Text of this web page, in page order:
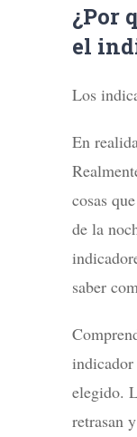
¿Por
el
Los
En
cosas
de la
saber
elegido.
retrasan